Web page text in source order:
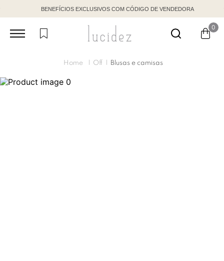
BENEFÍCIOS EXCLUSIVOS COM CÓDIGO DE VENDEDORA
0
Off Blusas e camisas